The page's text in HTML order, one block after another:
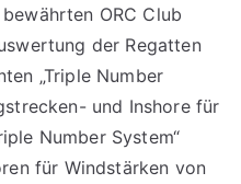
ORC Club
der Regatten
„Triple Number
und Inshore für
Number System“
für Windstärken von